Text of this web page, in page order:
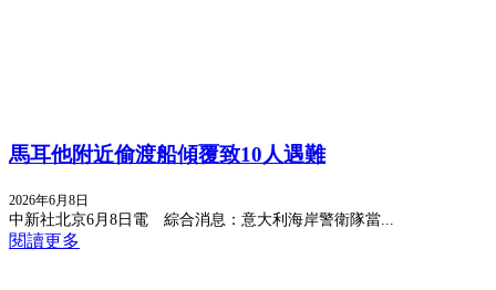
馬耳他附近偷渡船傾覆致10人遇難
2026年6月8日
中新社北京6月8日電 綜合消息：意大利海岸警衛隊當...
閱讀更多